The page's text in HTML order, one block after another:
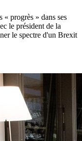
« progrès » dans ses
le président de la
le spectre d'un Brexit